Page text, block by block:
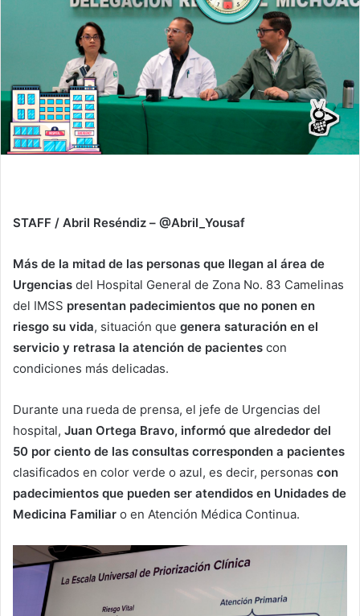
STAFF / Abril Reséndiz – @Abril_Yousaf
Más de la mitad de las personas que llegan al área de
Urgencias del Hospital General de Zona No. 83 Camelinas
del IMSS presentan padecimientos que no ponen en
riesgo su vida, situación que genera saturación en el
servicio y retrasa la atención de pacientes con
condiciones más delicadas.
Durante una rueda de prensa, el jefe de Urgencias del
hospital, Juan Ortega Bravo, informó que alrededor del
50 por ciento de las consultas corresponden a pacientes
clasificados en color verde o azul, es decir, personas con
padecimientos que pueden ser atendidos en Unidades de
Medicina Familiar o en Atención Médica Continua.